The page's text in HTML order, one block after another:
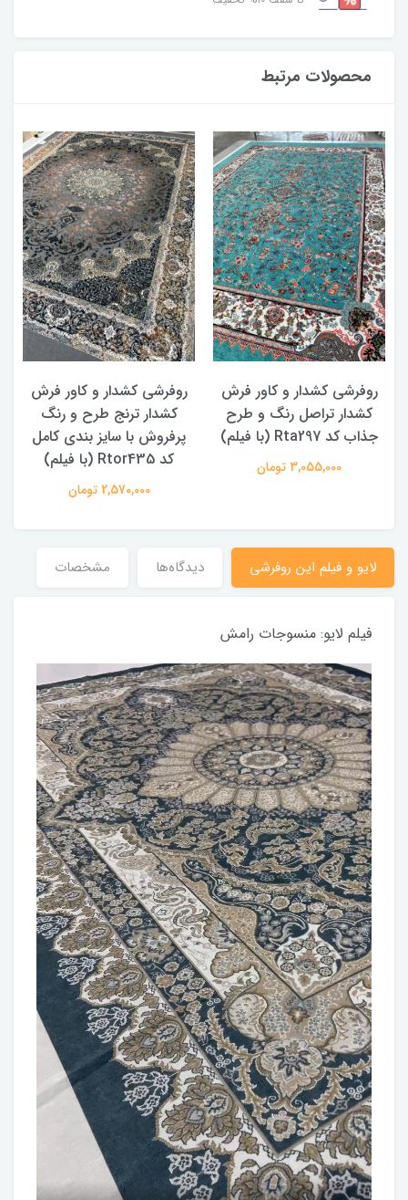
محصولات مرتبط
روفرشی کشدار و کاور فرش
کشدار تراصل رنگ و طرح
جذاب کد Rta297 (با فیلم)
3,055,000 تومان
روفرشی کشدار و کاور فرش
کشدار ترنج طرح و رنگ
پرفروش با سایز بندی کامل
کد Rtor435 (با فیلم)
2,570,000 تومان
لایو و فیلم این روفرشی دیدگاه‌ها مشخصات
فیلم لایو: منسوجات رامش